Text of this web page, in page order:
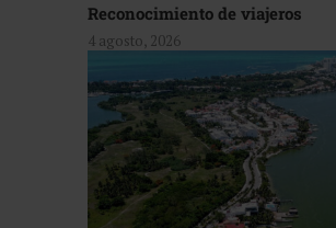
Reconocimiento de viajeros
4 agosto, 2026